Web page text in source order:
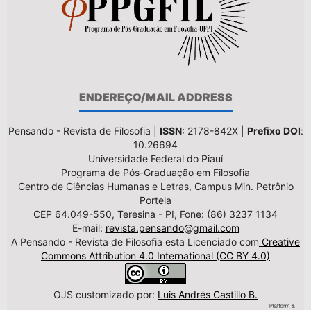
ENDEREÇO/MAIL ADDRESS
Pensando - Revista de Filosofia | ISSN: 2178-842X | Prefixo DOI:
10.26694
Universidade Federal do Piauí
Programa de Pós-Graduação em Filosofia
Centro de Ciências Humanas e Letras, Campus Min. Petrônio
Portela
CEP 64.049-550, Teresina - PI, Fone: (86) 3237 1134
E-mail: revista.pensando@gmail.com
A Pensando - Revista de Filosofia esta Licenciado com Creative
Commons Attribution 4.0 International (CC BY 4.0)
OJS customizado por: Luis Andrés Castillo B.